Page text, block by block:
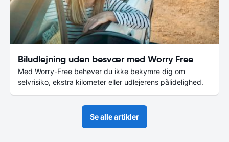
Biludlejning uden besvær med Worry Free
Med Worry-Free behøver du ikke bekymre dig om
selvrisiko, ekstra kilometer eller udlejerens pålidelighed.
Se alle artikler